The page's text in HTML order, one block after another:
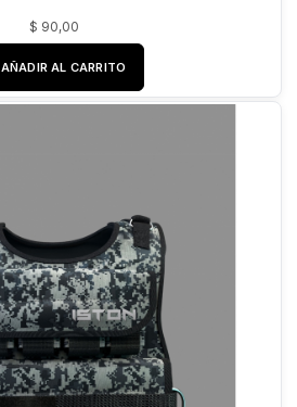
$ 90,00
AÑADIR AL CARRITO